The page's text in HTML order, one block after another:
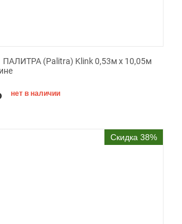
ПАЛИТРА (Palitra) Klink 0,53м x 10,05м
нет в наличии
Скидка 38%